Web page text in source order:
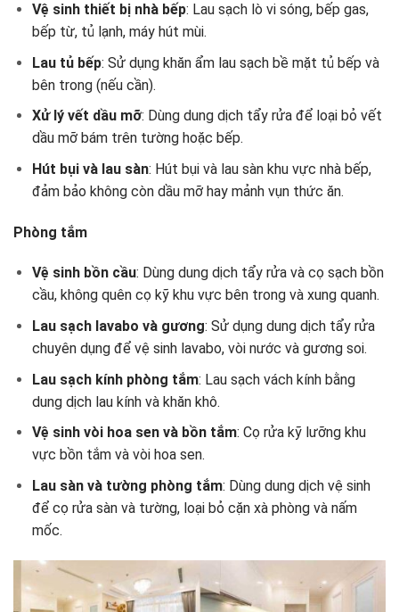
Vệ sinh thiết bị nhà bếp: Lau sạch lò vi sóng, bếp gas,
bếp từ, tủ lạnh, máy hút mùi.
Lau tủ bếp: Sử dụng khăn ẩm lau sạch bề mặt tủ bếp và
bên trong (nếu cần).
Xử lý vết dầu mỡ: Dùng dung dịch tẩy rửa để loại bỏ vết
dầu mỡ bám trên tường hoặc bếp.
Hút bụi và lau sàn: Hút bụi và lau sàn khu vực nhà bếp,
đảm bảo không còn dầu mỡ hay mảnh vụn thức ăn.
Phòng tắm
Vệ sinh bồn cầu: Dùng dung dịch tẩy rửa và cọ sạch bồn
cầu, không quên cọ kỹ khu vực bên trong và xung quanh.
Lau sạch lavabo và gương: Sử dụng dung dịch tẩy rửa
chuyên dụng để vệ sinh lavabo, vòi nước và gương soi.
Lau sạch kính phòng tắm: Lau sạch vách kính bằng
dung dịch lau kính và khăn khô.
Vệ sinh vòi hoa sen và bồn tắm: Cọ rửa kỹ lưỡng khu
vực bồn tắm và vòi hoa sen.
Lau sàn và tường phòng tắm: Dùng dung dịch vệ sinh
để cọ rửa sàn và tường, loại bỏ cặn xà phòng và nấm
mốc.